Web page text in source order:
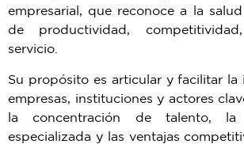
empresarial, que reconoce a la
de productividad,
servicio.
Su propósito es articular y facilitar la
empresas, instituciones y actores
la concentración de talento, la
especializada y las ventajas